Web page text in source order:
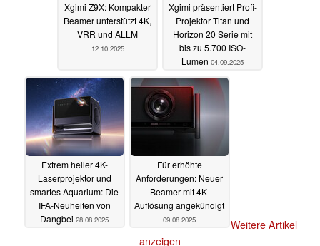
Xgimi Z9X: Kompakter
Beamer unterstützt 4K,
VRR und ALLM
12.10.2025
Xgimi präsentiert Profi-
Projektor Titan und
Horizon 20 Serie mit
bis zu 5.700 ISO-
Lumen 04.09.2025
Extrem heller 4K-
Laserprojektor und
smartes Aquarium: Die
IFA-Neuheiten von
Dangbei 28.08.2025
Für erhöhte
Anforderungen: Neuer
Beamer mit 4K-
Auflösung angekündigt
09.08.2025
Weitere Artikel
anzeigen